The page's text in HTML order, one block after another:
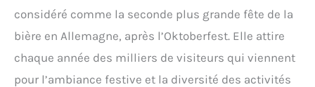
considéré comme la seconde plus grande fête de la
bière en Allemagne, après l’Oktoberfest. Elle attire
chaque année des milliers de visiteurs qui viennent
pour l’ambiance festive et la diversité des activités